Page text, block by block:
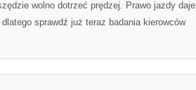
wolno dotrzeć prędzej. Prawo jazdy daje
sprawdź już teraz badania kierowców